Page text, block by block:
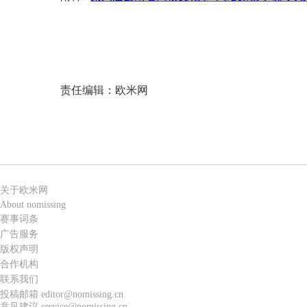
责任编辑：欧米网
关于欧米网
About nomissing
赛事词条
广告服务
版权声明
合作机构
联系我们
投稿邮箱 editor@nomissing.cn